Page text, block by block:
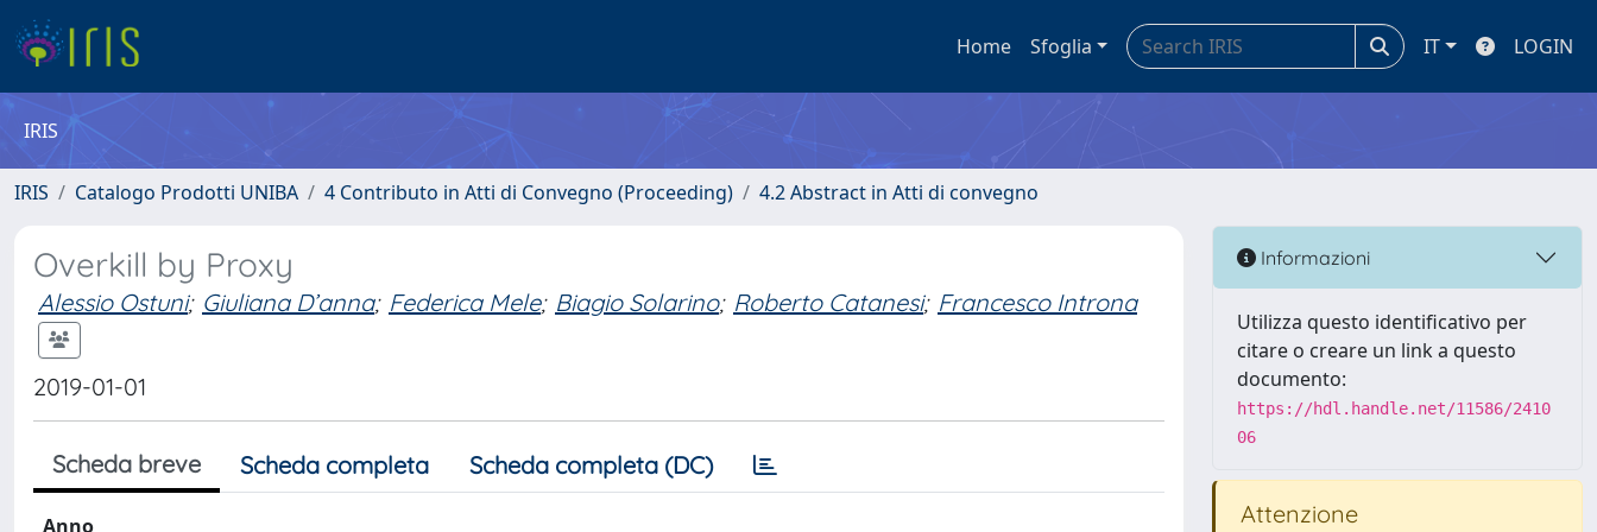
Home Sfoglia IT LOGIN
IRIS
IRIS Catalogo Prodotti UNIBA 4 Contributo in Atti di Convegno (Proceeding) 4.2 Abstract in Atti di convegno
Overkill by Proxy
Alessio Ostuni; Giuliana D’anna; Federica Mele; Biagio Solarino; Roberto Catanesi; Francesco Introna
2019-01-01
Scheda breve Scheda completa Scheda completa (DC)
Anno
Informazioni
Utilizza questo identificativo per
citare o creare un link a questo
documento:
https://hdl.handle.net/11586/2410
06
Attenzione